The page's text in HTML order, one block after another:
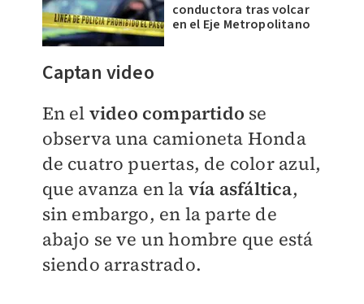
conductora tras volcar
en el Eje Metropolitano
Captan video
En el video compartido se
observa una camioneta Honda
de cuatro puertas, de color azul,
que avanza en la vía asfáltica,
sin embargo, en la parte de
abajo se ve un hombre que está
siendo arrastrado.